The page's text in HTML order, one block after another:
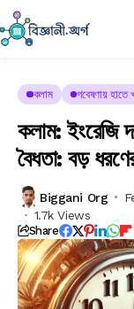
কলাম গবেষণায় হাতে
কলাম: ইংরেজি
বৈধতা: বড়
Biggani Org
1.7k Views
Share